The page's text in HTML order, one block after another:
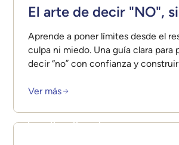
El arte de decir "NO",
Aprende a poner límites desde el
culpa ni miedo. Una guía clara para
decir “no” con confianza y
Ver más